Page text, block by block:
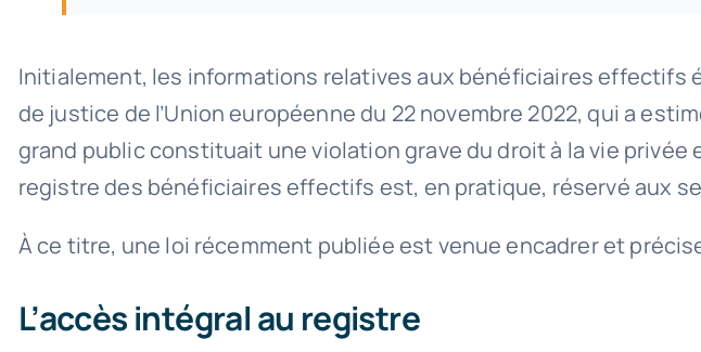
Initialement, les informations relatives aux bénéficiaires effectifs
de justice de l’Union européenne du 22 novembre 2022, qui a
grand public constituait une violation grave du droit à la vie
registre des bénéficiaires effectifs est, en pratique, réservé aux
À ce titre, une loi récemment publiée est venue encadrer et
L’accès intégral au registre